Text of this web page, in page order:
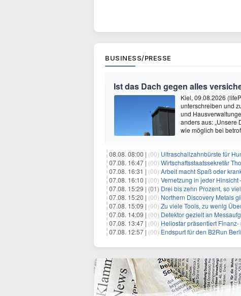
BUSINESS/PRESSE
Ist das Dach gegen alles
Kiel, 09.08.2026
unterschreiben und
und
anders aus: „Unsere
wie möglich bei
08.08. 08:00 | (00) Ultraschallzahnbürste für
07.08. 16:47 | (00) Wirtschaftsstaatssekretär
07.08. 16:31 | (00) Arbeit macht Spaß oder
07.08. 16:10 | (00) Vernetzung in jeder
07.08. 15:29 | (01) Drei bis zehn Prozent, so
07.08. 15:20 | (00) Northern Discovery Metals
07.08. 15:09 | (00) Zu viele Tools, zu wenig
07.08. 14:09 | (00) Detektor gezielt an
07.08. 13:47 | (00) Heliostar präsentiert Finanz- und
07.08. 12:57 | (00) Endspurt für den B2Run